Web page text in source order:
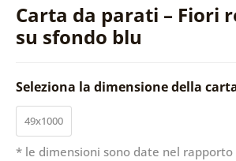
Carta da parati – Fiori
su sfondo blu
Seleziona la dimensione della
49x1000
* le dimensioni sono date nel rapporto